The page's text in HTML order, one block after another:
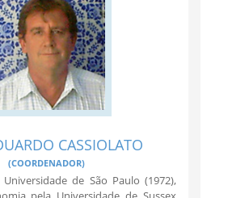
União
Família e dos Direitos Humanos
Institucional
CASSIOLATO
(COORDENADOR)
de São Paulo (1972),